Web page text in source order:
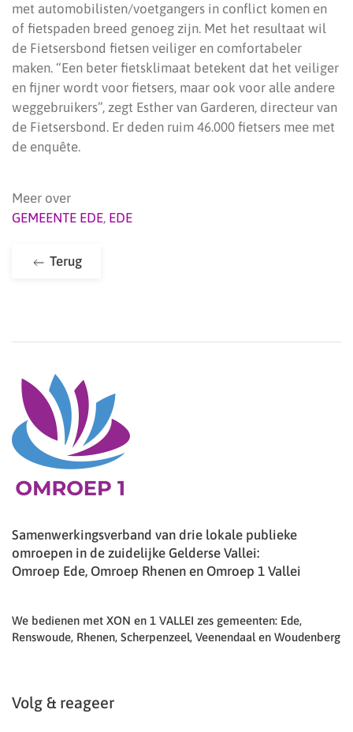
met automobilisten/voetgangers in conflict komen en
of fietspaden breed genoeg zijn. Met het resultaat wil
de Fietsersbond fietsen veiliger en comfortabeler
maken. “Een beter fietsklimaat betekent dat het veiliger
en fijner wordt voor fietsers, maar ook voor alle andere
weggebruikers”, zegt Esther van Garderen, directeur van
de Fietsersbond. Er deden ruim 46.000 fietsers mee met
de enquête.
Meer over
GEMEENTE EDE, EDE
Terug
Samenwerkingsverband van drie lokale publieke
omroepen in de zuidelijke Gelderse Vallei:
Omroep Ede, Omroep Rhenen en Omroep 1 Vallei
We bedienen met XON en 1 VALLEI zes gemeenten: Ede,
Renswoude, Rhenen, Scherpenzeel, Veenendaal en Woudenberg
Volg & reageer